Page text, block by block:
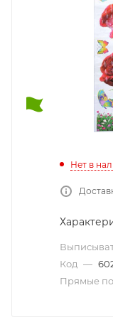
Нет в
Код —
Прямые